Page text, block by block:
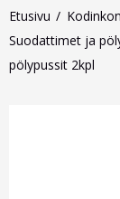
Etusivu
Suodattimet ja
pölypussit 2kpl